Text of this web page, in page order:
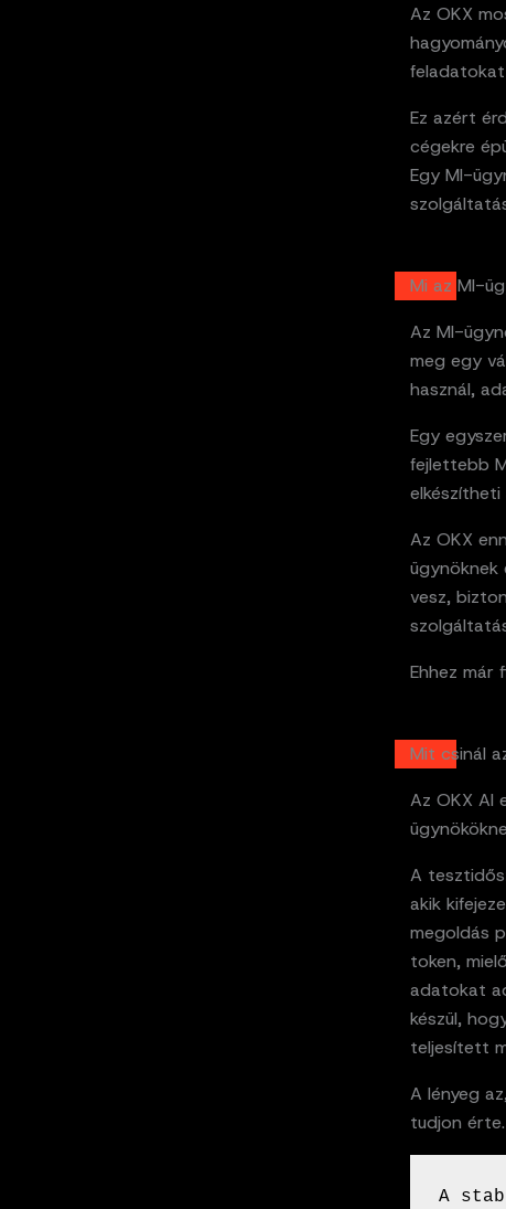
Az OKX
feladatokat
Ez azért
cégekre
Egy MI-
Mi az MI-
Az MI-
meg egy
használ,
Egy
fejlettebb
elkészítheti
Az OKX
ügynöknek
vesz,
Ehhez már
Mit csinál
Az OKX AI
A
akik
megoldás
token,
adatokat
készül,
teljesített
A lényeg
tudjon
A